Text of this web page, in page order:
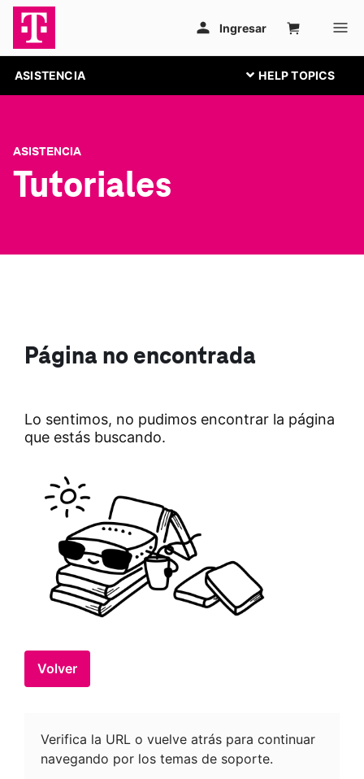
ASISTENCIA
ASISTENCIA
Tutoriales